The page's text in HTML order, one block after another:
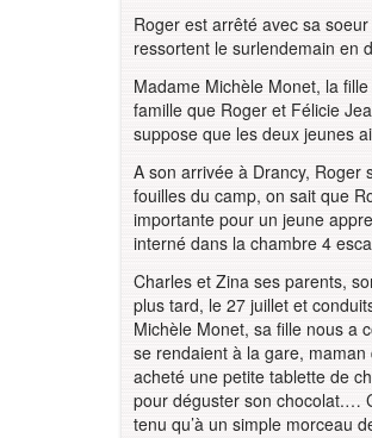
Roger est arrêté avec sa
ressortent le surlendemain en
Madame Michèle Monet, la
famille que Roger et Félicie
suppose que les deux jeunes
A son arrivée à Drancy,
fouilles du camp, on sait que
importante pour un jeune
interné dans la chambre 4
Charles et Zina ses parents,
plus tard, le 27 juillet et
Michèle Monet, sa fille nous a
se rendaient à la gare,
acheté une petite tablette de
pour déguster son chocolat.…
tenu qu’à un simple morceau